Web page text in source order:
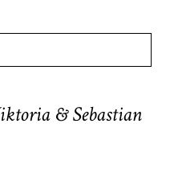
& Sebastian